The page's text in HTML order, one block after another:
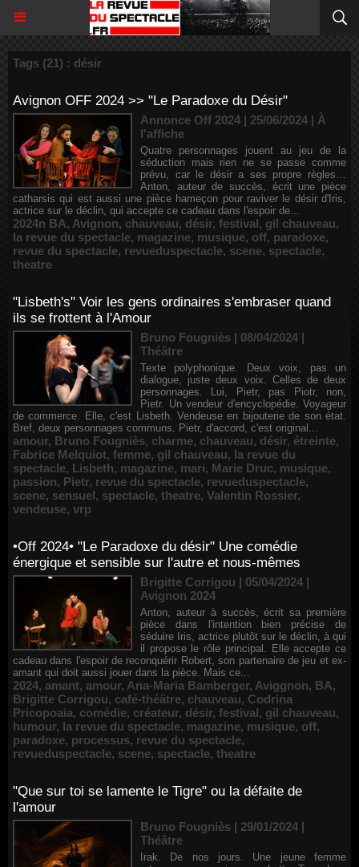
Tags (21) : désir
Avignon OFF 2024 >> "Le Paradoxe du Désir"
Annonce Off 2024 | 25/06/2024 | À
l'affiche
Quatre personnages jouent au jeu de la
séduction mais rien ne se passe comme
prévu, car le désir a ses propre règles…
Anton, auteur de succès, écrit une pièce
catharsis qui est aussi une pièce hameçon pour raviver le désir d'Iris,
actrice sur le déclin, qui accepte ce cadeau dans l'espoir de...
2024n BA, Avignon, chauveau, désir, festival, gil chauveau,
la revue du spectacle, magazine, musique, off, paradoxe,
revue du spectacle, revueduspectacle, scene, spectacle,
theatre
"Lisbeth's" Voir les gens ordinaires s'embraser quand
ils se frottent à l'Amour
Bruno Fougniès | 08/04/2024 |
Théâtre
Texte polyphonique. Deux voix, pas un
dialogue, juste deux voix. Celles de deux
personnages. Lui, Pietr, pas Piotr, non,
Pietr. Un vendeur d'encyclopédie. Voyageur
de commerce. Elle, c'est Lisbeth. Vendeuse en bijouterie de son état.
Bref, deux personnages communs. Pietr, d'accord, c'est original...
amour, Bruno Fougniès, charme, chauveau, désir, étreinte,
Fabrice Melquiot, femme, gil chauveau, la revue du
spectacle, Lisbeth, magazine, mari, Marie Druc, musique,
passion, Pietr, revue du spectacle, revueduspectacle,
scene, sensuel, spectacle, theatre, Valentin Rossier,
vendeuse, vrp
•Off 2024• "Le Paradoxe du désir" Une comédie
énergique et sensible sur l'autre et nous-mêmes
Brigitte Corrigou | 05/04/2024 |
Avignon 2024
Anton, auteur à succès, écrit sa première
pièce dans l'intention bien précise de
séduire Iris, actrice plutôt sur le déclin, à qui
il propose le rôle principal. Elle accepte ce
cadeau dans l'espoir de reconquérir Robert, son partenaire de jeu et ex-
amant qui doit aussi jouer dans la pièce. Mais ce...
2024, amant, amour, Ana-Maria Bamberger, Aviggnon, BA,
Brigitte Corrigou, café-théâtre, chauveau, Codrina
Pricopoaia, comédie, créateur, désir, festival, gil chauveau,
humour, la revue du spectacle, magazine, musique, off,
paradoxe, processus, revue du spectacle,
revueduspectacle, scene, spectacle, theatre
"Que sur toi se lamente le Tigre" ou la défaite de
l'amour
Bruno Fougniès | 29/01/2024 |
Théâtre
Irak. De nos jours. Une jeune femme